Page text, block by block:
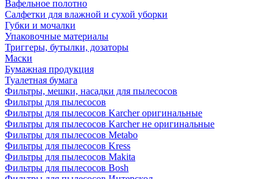
Вафельное полотно
Салфетки для влажной и сухой уборки
Губки и мочалки
Упаковочные материалы
Триггеры, бутылки, дозаторы
Маски
Бумажная продукция
Туалетная бумага
Фильтры, мешки, насадки для пылесосов
Фильтры для пылесосов
Фильтры для пылесосов Karcher оригинальные
Фильтры для пылесосов Karcher не оригинальные
Фильтры для пылесосов Metabo
Фильтры для пылесосов Kress
Фильтры для пылесосов Makita
Фильтры для пылесосов Bosh